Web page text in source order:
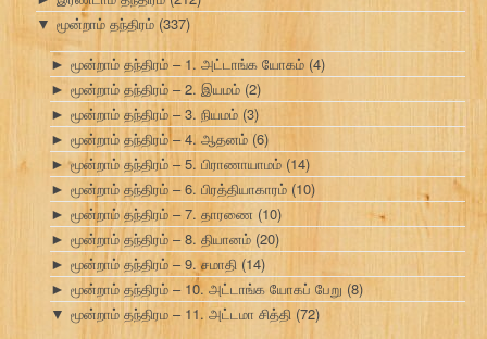
▼ மூன்றாம் தந்திரம் (337)
► மூன்றாம் தந்திரம் – 1. அட்டாங்க யோகம் (4)
► மூன்றாம் தந்திரம் – 2. இயமம் (2)
► மூன்றாம் தந்திரம் – 3. நியமம் (3)
► மூன்றாம் தந்திரம் – 4. ஆதனம் (6)
► மூன்றாம் தந்திரம் – 5. பிராணாயாமம் (14)
► மூன்றாம் தந்திரம் – 6. பிரத்தியாகாரம் (10)
► மூன்றாம் தந்திரம் – 7. தாரணை (10)
► மூன்றாம் தந்திரம் – 8. தியானம் (20)
► மூன்றாம் தந்திரம் – 9. சமாதி (14)
► மூன்றாம் தந்திரம் – 10. அட்டாங்க யோகப் பேறு (8)
▼ மூன்றாம் தந்திரம – 11. அட்டமா சித்தி (72)